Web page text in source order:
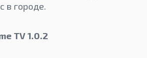
в городе.
TV 1.0.2